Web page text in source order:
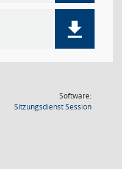
Software:
SitzungsdienstSession(Wird in